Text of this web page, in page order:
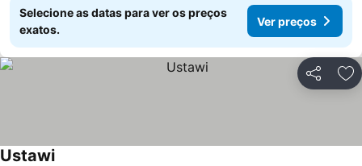
Selecione as datas para ver os preços
exatos.
Ver preços
Partilhar
Ustawi